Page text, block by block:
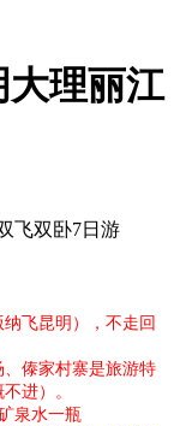
理丽江
飞双卧7日游
飞昆明），不走回
傣家村寨是旅游特
进）。
泉水一瓶